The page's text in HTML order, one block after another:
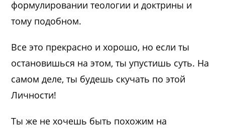
формулировании теологии и доктрины и
тому подобном.
Все это прекрасно и хорошо, но если ты
остановишься на этом, ты упустишь суть. На
самом деле, ты будешь скучать по этой
Личности!
Ты же не хочешь быть похожим на